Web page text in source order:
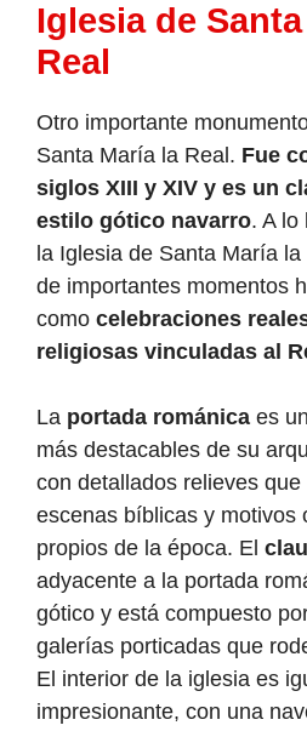
Iglesia de
Real
Otro importante
Santa María la Real. Fue
siglos XIII y XIV y es un
estilo gótico navarro. A lo
la Iglesia de Santa María
de importantes momentos
como celebraciones
religiosas vinculadas al
La portada románica es
más destacables de su
con detallados relieves que
escenas bíblicas y motivos
propios de la época. El
adyacente a la portada
gótico y está compuesto
galerías porticadas que
El interior de la iglesia es
impresionante, con una